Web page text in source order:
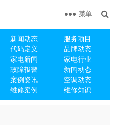
新闻动态
服务项目
代码定义
品牌动态
家电新闻
家电行业
故障报警
新闻动态
案例资讯
空调动态
维修案例 维修知识
菜单